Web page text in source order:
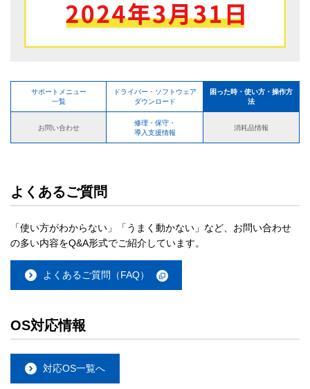
サポートメニュー
一覧
ドライバー・ソフトウェア
ダウンロード
困った時・使い方・操作方
法
お問い合わせ
修理・保守・
導入支援情報
消耗品情報
よくあるご質問
「使い方がわからない」「うまく動かない」など、お問い合わせ
の多い内容をQ&A形式でご紹介しています。
よくあるご質問（FAQ）
OS対応情報
対応OS一覧へ